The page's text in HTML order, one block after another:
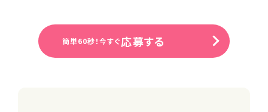
簡単60秒！今すぐ応募する